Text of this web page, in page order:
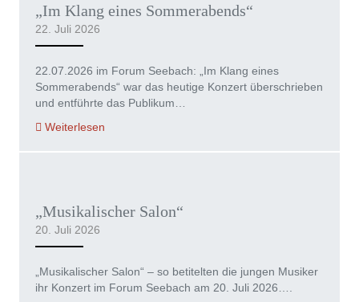
„Im Klang eines Sommerabends“
22. Juli 2026
22.07.2026 im Forum Seebach: „Im Klang eines
Sommerabends“ war das heutige Konzert überschrieben
und entführte das Publikum…
Weiterlesen
„Musikalischer Salon“
20. Juli 2026
„Musikalischer Salon“ – so betitelten die jungen Musiker
ihr Konzert im Forum Seebach am 20. Juli 2026….